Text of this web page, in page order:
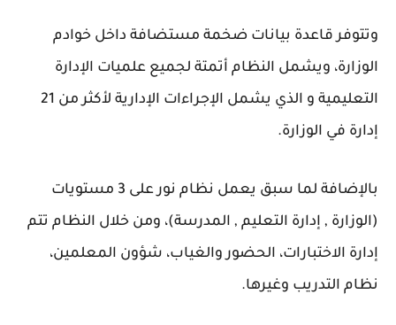
وتتوفر قاعدة بيانات ضخمة مستضافة داخل خوادم
الوزارة، ويشمل النظام أتمتة لجميع علميات الإدارة
التعليمية و الذي يشمل الإجراءات الإدارية لأكثر من 21
إدارة في الوزارة.
بالإضافة لما سبق يعمل نظام نور على 3 مستويات
(الوزارة , إدارة التعليم , المدرسة)، ومن خلال النظام تتم
إدارة الاختبارات، الحضور والغياب، شؤون المعلمين،
نظام التدريب وغيرها.